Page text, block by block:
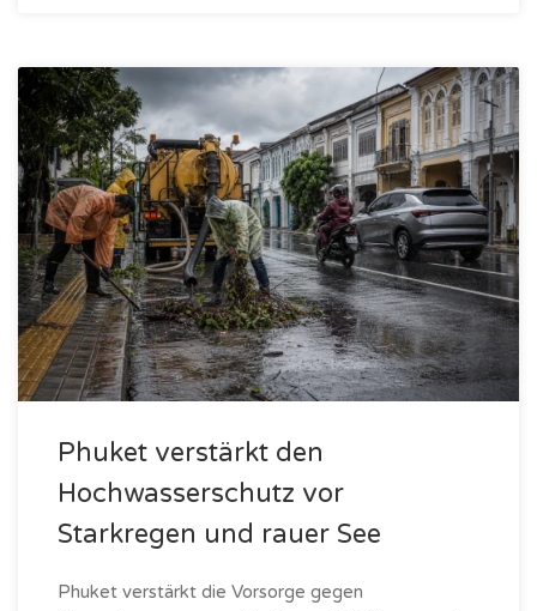
Phuket verstärkt den
Hochwasserschutz vor
Starkregen und rauer See
Phuket verstärkt die Vorsorge gegen